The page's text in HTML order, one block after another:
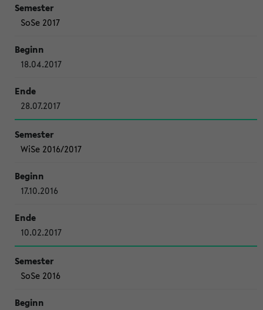
SoSe 2017
18.04.2017
28.07.2017
WiSe 2016/2017
17.10.2016
10.02.2017
SoSe 2016